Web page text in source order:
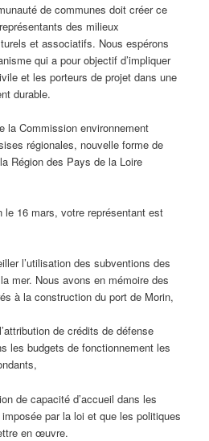
de communes doit créer ce
des milieux
et associatifs. Nous espérons
qui a pour objectif d’impliquer
et les porteurs de projet dans une
durable.
la Commission environnement
régionales, nouvelle forme de
Région des Pays de la Loire
le 16 mars, votre représentant est
des subventions des
mer. Nous avons en mémoire des
à la construction du port de Morin,
de crédits de défense
les budgets de fonctionnement les
capacité d’accueil dans les
par la loi et que les politiques
en œuvre.